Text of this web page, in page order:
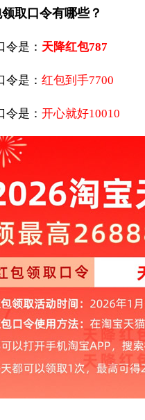
取口令有哪些？
是： 天降红包787
是： 红包到手7700
是： 开心就好10010